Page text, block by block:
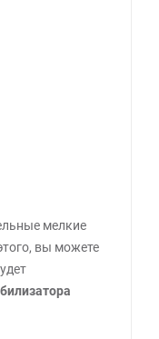
мелкие
вы можете